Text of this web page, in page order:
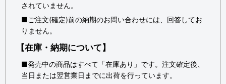
されていません。
■ご注文(確定)前の納期のお問い合わせには、回答してお
りません。
【在庫・納期について】
■発売中の商品はすべて「在庫あり」です。注文確定後、
当日または翌営業日までに出荷を行っています。